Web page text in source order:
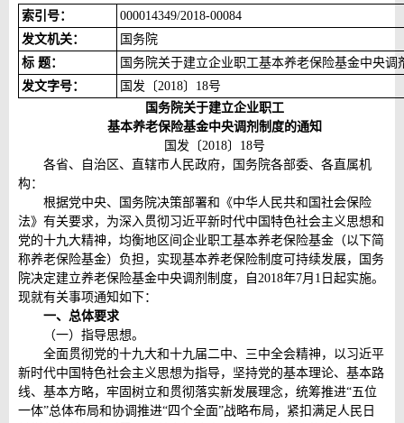
索引 号：
000014349/2018-00084
发文机关：
国务院
标 题：
国务院关于建立企业职工基本养老保险基金中央调
发文字号：
国发〔2018〕18号
国务院关于建立企业职工
基本养老保险基金中央调剂制度的通知
国发〔2018〕18号
各省、自治区、直辖市人民政府，国务院各部委、各直属机
构：
根据党中央、国务院决策部署和《中华人民共和国社会保险
法》有关要求，为深入贯彻习近平新时代中国特色社会主义思想和
党的十九大精神，均衡地区间企业职工基本养老保险基金（以下简
称养老保险基金）负担，实现基本养老保险制度可持续发展，国务
院决定建立养老保险基金中央调剂制度，自2018年7月1日起实施。
现就有关事项通知如下：
一、总体要求
（一）指导思想。
全面贯彻党的十九大和十九届二中、三中全会精神，以习近平
新时代中国特色社会主义思想为指导，坚持党的基本理论、基本路
线、基本方略，牢固树立和贯彻落实新发展理念，统筹推进“五位
一体”总体布局和协调推进“四个全面”战略布局，紧扣满足人民日